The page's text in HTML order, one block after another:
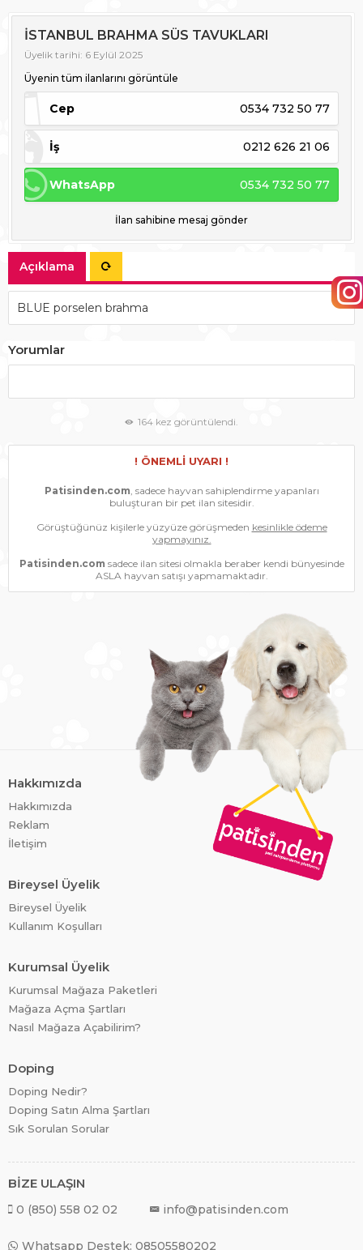
İSTANBUL BRAHMA SÜS TAVUKLARI
Üyelik tarihi: 6 Eylül 2025
Üyenin tüm ilanlarını görüntüle
Cep 0534 732 50 77
İş 0212 626 21 06
WhatsApp 0534 732 50 77
İlan sahibine mesaj gönder
Açıklama
BLUE porselen brahma
Yorumlar
164 kez görüntülendi.
! ÖNEMLİ UYARI !
Patisinden.com, sadece hayvan sahiplendirme yapanları
buluşturan bir pet ilan sitesidir.
Görüştüğünüz kişilerle yüzyüze görüşmeden kesinlikle ödeme
yapmayınız.
Patisinden.com sadece ilan sitesi olmakla beraber kendi bünyesinde
ASLA hayvan satışı yapmamaktadır.
Hakkımızda
Hakkımızda
Reklam
İletişim
Bireysel Üyelik
Bireysel Üyelik
Kullanım Koşulları
Kurumsal Üyelik
Kurumsal Mağaza Paketleri
Mağaza Açma Şartları
Nasıl Mağaza Açabilirim?
Doping
Doping Nedir?
Doping Satın Alma Şartları
Sık Sorulan Sorular
BİZE ULAŞIN
0 (850) 558 02 02 info@patisinden.com
Whatsapp Destek: 08505580202